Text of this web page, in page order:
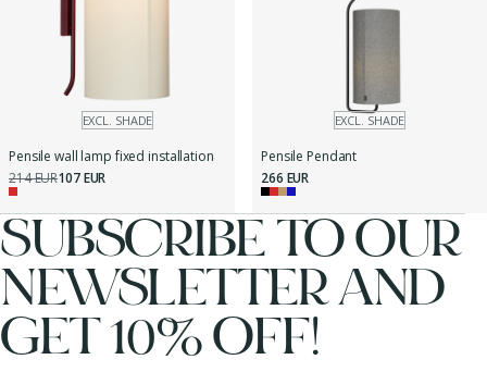
EXCL. SHADE
Pensile wall lamp fixed installation
214 EUR107 EUR
EXCL. SHADE
Pensile Pendant
266 EUR
SUBSCRIBE TO OUR
NEWSLETTER AND
GET 10% OFF!